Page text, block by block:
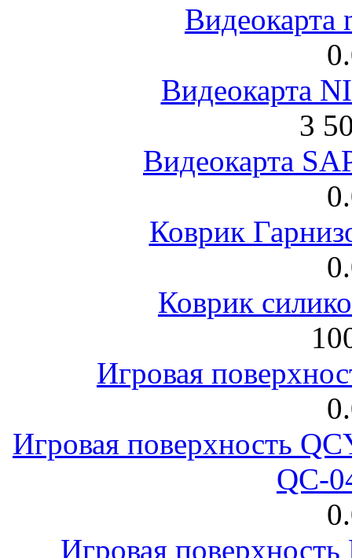
Видеокарта
Видеокарта
3
Видеокарта
Коврик
Коврик
Игровая
Игровая поверхность
QC-
Игровая